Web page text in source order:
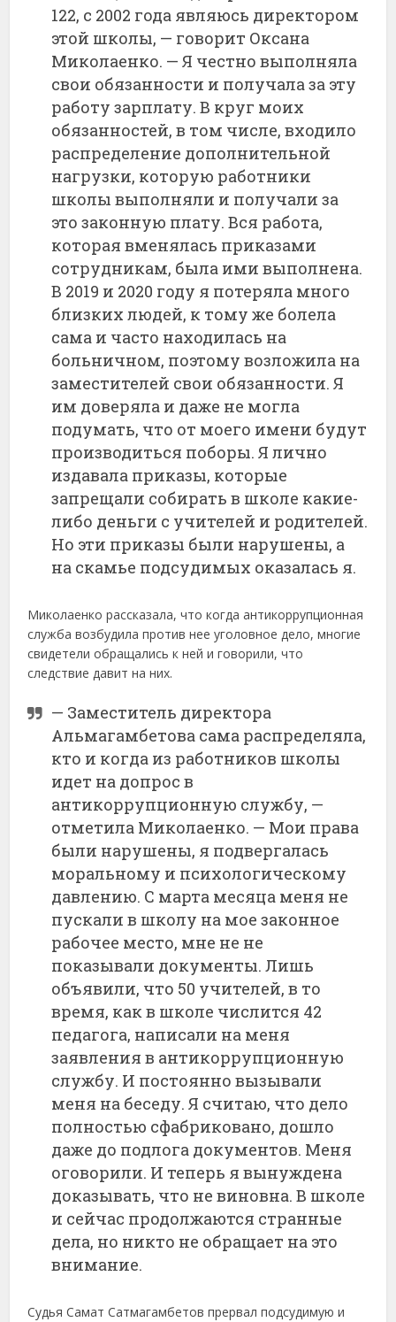
122, с 2002 года являюсь директором
этой школы, — говорит Оксана
Миколаенко. — Я честно выполняла
свои обязанности и получала за эту
работу зарплату. В круг моих
обязанностей, в том числе, входило
распределение дополнительной
нагрузки, которую работники
школы выполняли и получали за
это законную плату. Вся работа,
которая вменялась приказами
сотрудникам, была ими выполнена.
В 2019 и 2020 году я потеряла много
близких людей, к тому же болела
сама и часто находилась на
больничном, поэтому возложила на
заместителей свои обязанности. Я
им доверяла и даже не могла
подумать, что от моего имени будут
производиться поборы. Я лично
издавала приказы, которые
запрещали собирать в школе какие-
либо деньги с учителей и родителей.
Но эти приказы были нарушены, а
на скамье подсудимых оказалась я.
Миколаенко рассказала, что когда антикоррупционная
служба возбудила против нее уголовное дело, многие
свидетели обращались к ней и говорили, что
следствие давит на них.
— Заместитель директора
Альмагамбетова сама распределяла,
кто и когда из работников школы
идет на допрос в
антикоррупционную службу, —
отметила Миколаенко. — Мои права
были нарушены, я подвергалась
моральному и психологическому
давлению. С марта месяца меня не
пускали в школу на мое законное
рабочее место, мне не не
показывали документы. Лишь
объявили, что 50 учителей, в то
время, как в школе числится 42
педагога, написали на меня
заявления в антикоррупционную
службу. И постоянно вызывали
меня на беседу. Я считаю, что дело
полностью сфабриковано, дошло
даже до подлога документов. Меня
оговорили. И теперь я вынуждена
доказывать, что не виновна. В школе
и сейчас продолжаются странные
дела, но никто не обращает на это
внимание.
Судья Самат Сатмагамбетов прервал подсудимую и